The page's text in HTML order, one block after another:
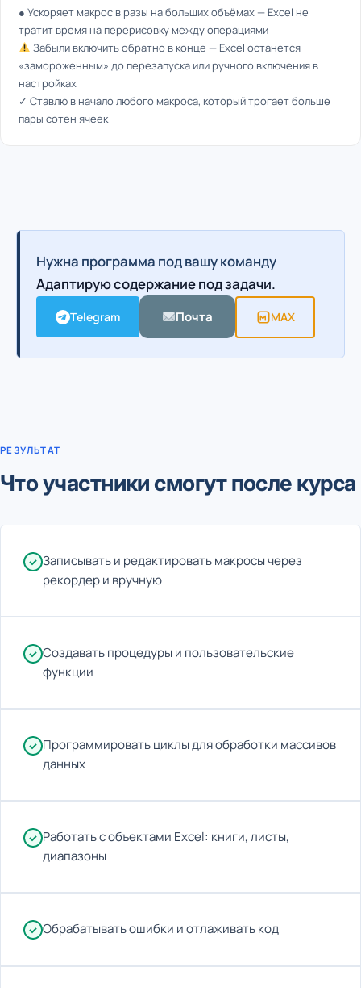
● Ускоряет макрос в разы на больших объёмах — Excel не
тратит время на перерисовку между операциями
Забыли включить обратно в конце — Excel останется
«замороженным» до перезапуска или ручного включения в
настройках
✓ Ставлю в начало любого макроса, который трогает больше
пары сотен ячеек
Нужна программа под вашу команду
Адаптирую содержание под задачи.
Telegram Почта MAX
РЕЗУЛЬТАТ
Что участники смогут после курса
Записывать и редактировать макросы через
рекордер и вручную
Создавать процедуры и пользовательские
функции
Программировать циклы для обработки массивов
данных
Работать с объектами Excel: книги, листы,
диапазоны
Обрабатывать ошибки и отлаживать код